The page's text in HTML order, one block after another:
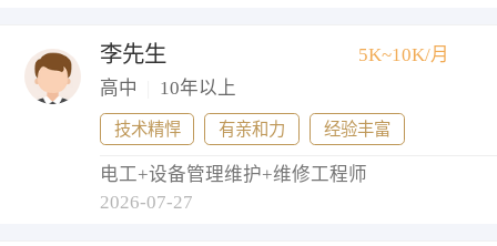
李先生
5K~10K/月
高中
10年以上
技术精悍 有亲和力 经验丰富
电工+设备管理维护+维修工程师
2026-07-27